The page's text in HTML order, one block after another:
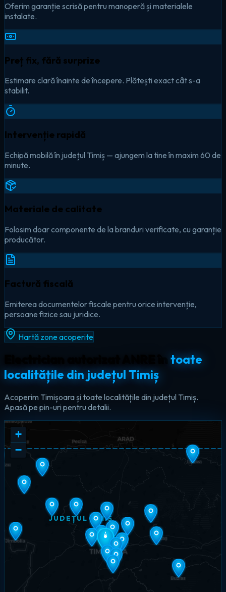
Oferim garanție scrisă pentru manoperă și materialele
instalate.
Preț fix, fără surprize
Estimare clară înainte de începere. Plătești exact cât s-a
stabilit.
Intervenție rapidă
Echipă mobilă în județul Timiș — ajungem la tine în maxim 60 de
minute.
Materiale de calitate
Folosim doar componente de la branduri verificate, cu garanție
producător.
Factură fiscală
Emiterea documentelor fiscale pentru orice intervenție,
persoane fizice sau juridice.
Hartă zone acoperite
toate
localitățile din județul Timiș
Acoperim Timișoara și toate localitățile din județul Timiș.
Apasă pe pin-uri pentru detalii.
JUDEȚUL TIMIȘ
+
−